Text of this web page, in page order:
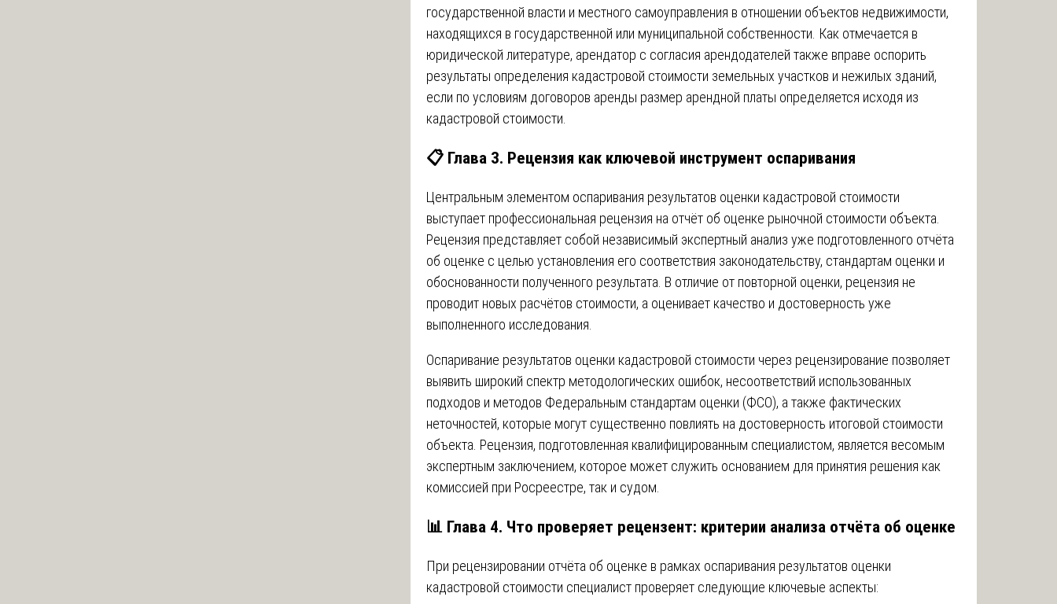
государственной власти и местного самоуправления в отношении объектов недвижимости,
находящихся в государственной или муниципальной собственности. Как отмечается в
юридической литературе, арендатор с согласия арендодателей также вправе оспорить
результаты определения кадастровой стоимости земельных участков и нежилых зданий,
если по условиям договоров аренды размер арендной платы определяется исходя из
кадастровой стоимости.
📋 Глава 3. Рецензия как ключевой инструмент оспаривания
Центральным элементом оспаривания результатов оценки кадастровой стоимости
выступает профессиональная рецензия на отчёт об оценке рыночной стоимости объекта.
Рецензия представляет собой независимый экспертный анализ уже подготовленного отчёта
об оценке с целью установления его соответствия законодательству, стандартам оценки и
обоснованности полученного результата. В отличие от повторной оценки, рецензия не
проводит новых расчётов стоимости, а оценивает качество и достоверность уже
выполненного исследования.
Оспаривание результатов оценки кадастровой стоимости через рецензирование позволяет
выявить широкий спектр методологических ошибок, несоответствий использованных
подходов и методов Федеральным стандартам оценки (ФСО), а также фактических
неточностей, которые могут существенно повлиять на достоверность итоговой стоимости
объекта. Рецензия, подготовленная квалифицированным специалистом, является весомым
экспертным заключением, которое может служить основанием для принятия решения как
комиссией при Росреестре, так и судом.
📊 Глава 4. Что проверяет рецензент: критерии анализа отчёта об оценке
При рецензировании отчёта об оценке в рамках оспаривания результатов оценки
кадастровой стоимости специалист проверяет следующие ключевые аспекты: